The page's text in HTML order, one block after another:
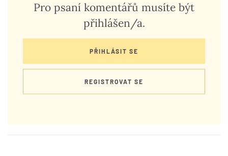
Pro psaní komentářů musíte být
přihlášen/a.
PŘIHLÁSIT SE
REGISTROVAT SE